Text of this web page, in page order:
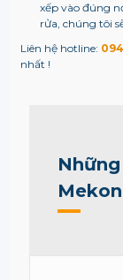
xếp vào đúng
rửa, chúng tôi
Liên hệ hotline:
nhất !